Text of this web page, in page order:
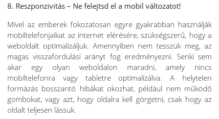
8. Reszponzivitás – Ne felejtsd el a mobil változatot!
Mivel az emberek fokozatosan egyre gyakrabban használják
mobiltelefonjaikat az internet elérésére, szükségszerű, hogy a
weboldalt optimalizáljuk. Amennyiben nem tesszük meg, az
magas visszafordulási arányt fog eredményezni. Senki sem
akar egy olyan weboldalon maradni, amely nincs
mobiltelefonra vagy tabletre optimalizálva. A helytelen
formázás bosszantó hibákat okozhat, például nem működő
gombokat, vagy azt, hogy oldalra kell görgetni, csak hogy az
oldalt teljesen lássuk.